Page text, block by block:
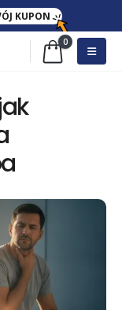
KUPON
0